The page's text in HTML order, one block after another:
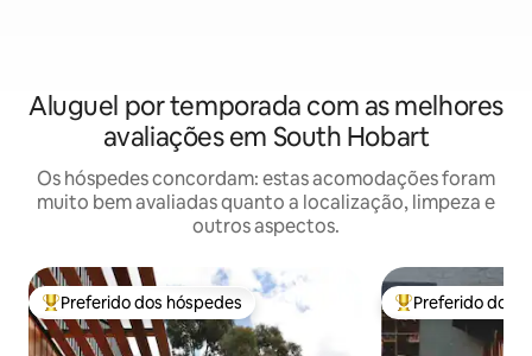
Aluguel por temporada com as melhores
avaliações em South Hobart
Os hóspedes concordam: estas acomodações foram
muito bem avaliadas quanto a localização, limpeza e
outros aspectos.
Entre os melhores preferidos dos hóspedes
Preferido dos hóspedes Entre os
Preferido dos